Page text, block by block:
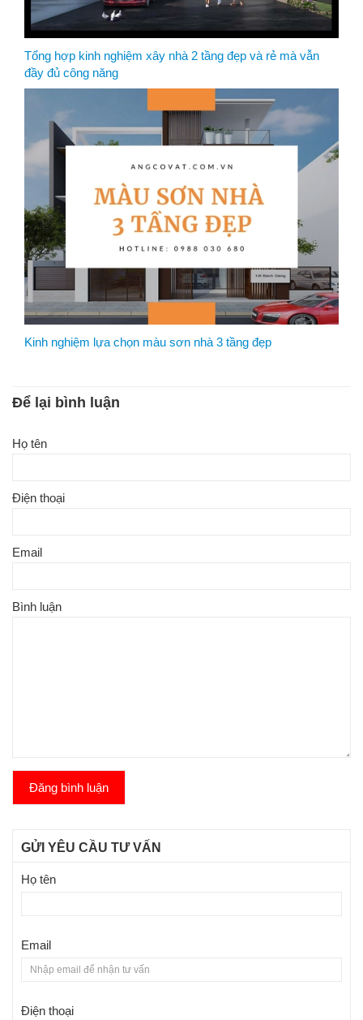
Tổng hợp kinh nghiệm xây nhà 2 tầng đẹp và rẻ mà vẫn
đầy đủ công năng
Kinh nghiệm lựa chọn màu sơn nhà 3 tầng đẹp
Để lại bình luận
Họ tên
Điện thoại
Email
Bình luận
Đăng bình luận
GỬI YÊU CẦU TƯ VẤN
Họ tên
Email
Điện thoại